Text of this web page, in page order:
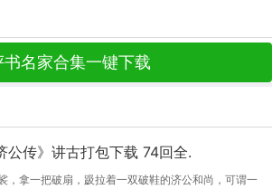
书名家合集一键下载
公传》讲古打包下载 74回全.
，拿一把破扇，趿拉着一双破鞋的济公和尚，可谓一